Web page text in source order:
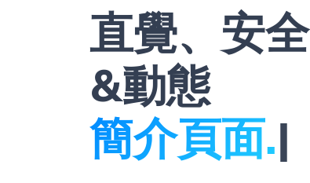
直覺、安全
&動態
簡介|